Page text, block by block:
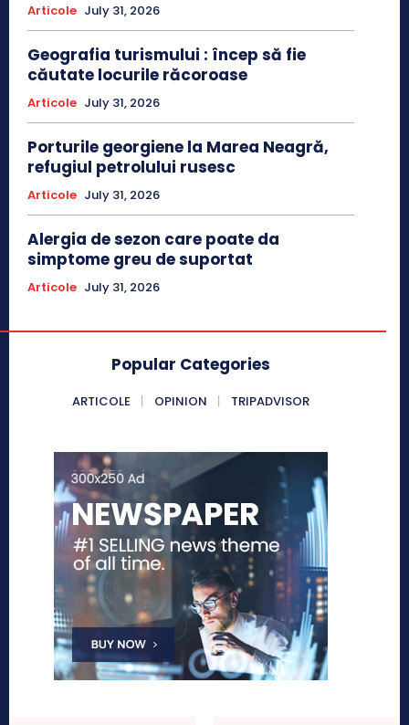
Articole July 31, 2026
Geografia turismului : încep să fie
căutate locurile răcoroase
Articole July 31, 2026
Porturile georgiene la Marea Neagră,
refugiul petrolului rusesc
Articole July 31, 2026
Alergia de sezon care poate da
simptome greu de suportat
Articole July 31, 2026
Popular Categories
ARTICOLE OPINION TRIPADVISOR